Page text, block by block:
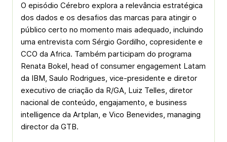
O episódio Cérebro explora a relevância estratégica
dos dados e os desafios das marcas para atingir o
público certo no momento mais adequado, incluindo
uma entrevista com Sérgio Gordilho, copresidente e
CCO da Africa. Também participam do programa
Renata Bokel, head of consumer engagement Latam
da IBM, Saulo Rodrigues, vice-presidente e diretor
executivo de criação da R/GA, Luiz Telles, diretor
nacional de conteúdo, engajamento, e business
intelligence da Artplan, e Vico Benevides, managing
director da GTB.